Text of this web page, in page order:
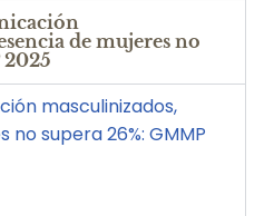
de mujeres no
2025
masculinizados,
supera 26%: GMMP